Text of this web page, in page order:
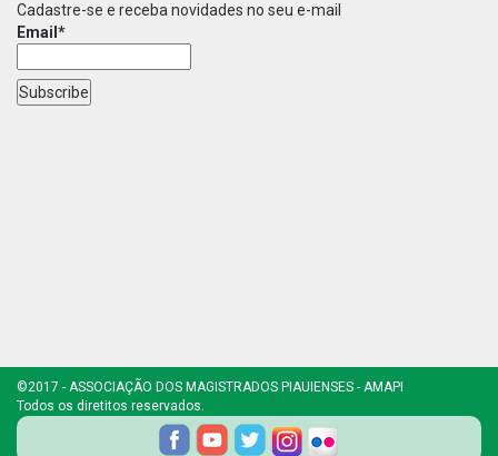
Cadastre-se e receba novidades no seu e-mail
Email*
©2017 - ASSOCIAÇÃO DOS MAGISTRADOS PIAUIENSES - AMAPI
Todos os diretitos reservados.